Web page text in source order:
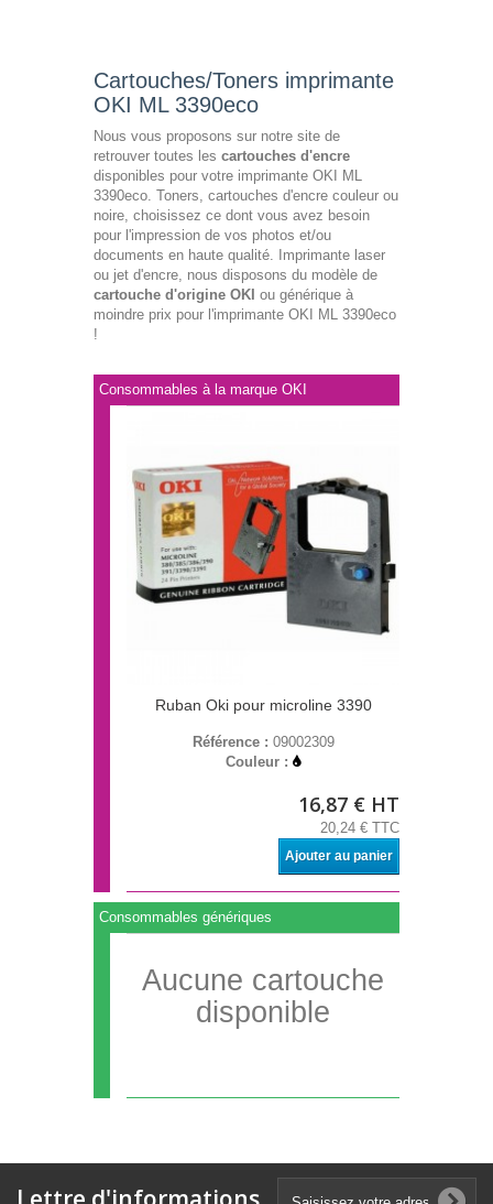
Cartouches/Toners imprimante
OKI ML 3390eco
Nous vous proposons sur notre site de
retrouver toutes les cartouches d'encre
disponibles pour votre imprimante OKI ML
3390eco. Toners, cartouches d'encre couleur ou
noire, choisissez ce dont vous avez besoin
pour l'impression de vos photos et/ou
documents en haute qualité. Imprimante laser
ou jet d'encre, nous disposons du modèle de
cartouche d'origine OKI ou générique à
moindre prix pour l'imprimante OKI ML 3390eco
!
Consommables à la marque OKI
Ruban Oki pour microline 3390
Référence : 09002309
Couleur :
16,87 € HT
20,24 € TTC
Ajouter au panier
Consommables génériques
Aucune cartouche
disponible